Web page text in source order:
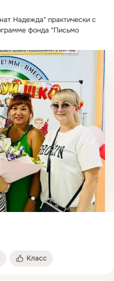
Надежда" практически с
фонда "Письмо
Класс